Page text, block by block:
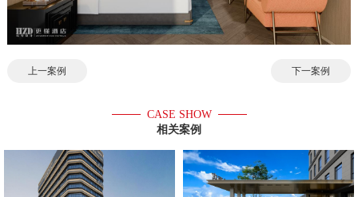
上一案例 下一案例
CASE SHOW
相关案例